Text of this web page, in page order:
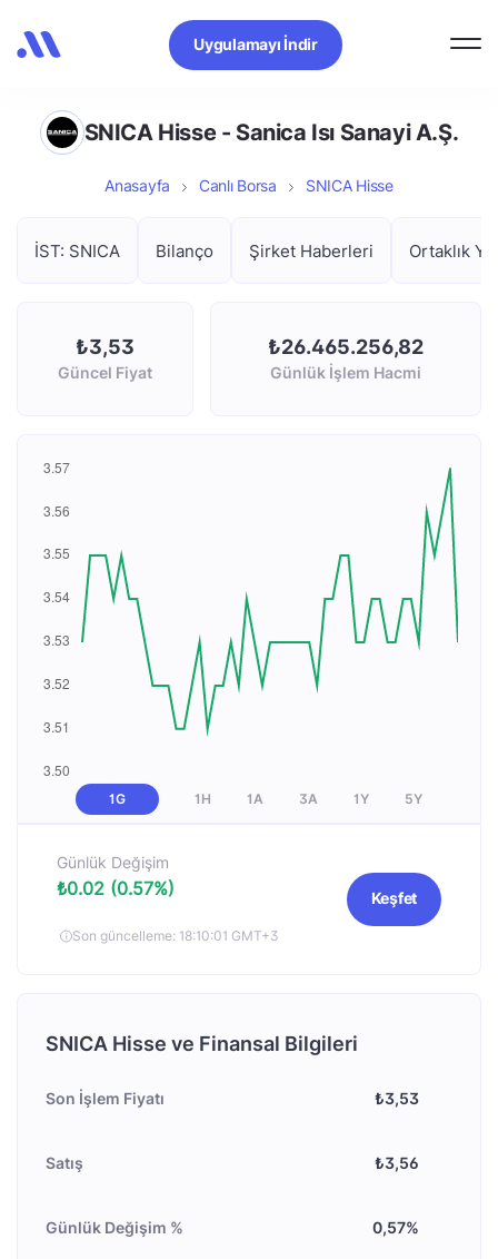
Uygulamayı İndir
SNICA Hisse - Sanica Isı Sanayi A.Ş.
Anasayfa Canlı Borsa SNICA Hisse
İST: SNICA Bilanço Şirket Haberleri Ortaklık
₺3,53
Güncel Fiyat
₺26.465.256,82
Günlük İşlem Hacmi
1G 1H 1A 3A 1Y 5Y
Günlük Değişim
₺0.02 (0.57%)
Son güncelleme: 18:10:01 GMT+3
Keşfet
SNICA Hisse ve Finansal Bilgileri
Son İşlem Fiyatı ₺3,53
Satış ₺3,56
Günlük Değişim % 0,57%